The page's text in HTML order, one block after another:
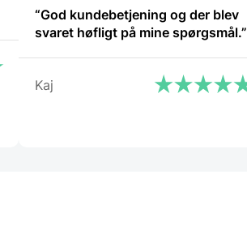
“God kundebetjening og der blev
svaret høfligt på mine spørgsmål.”
Kaj